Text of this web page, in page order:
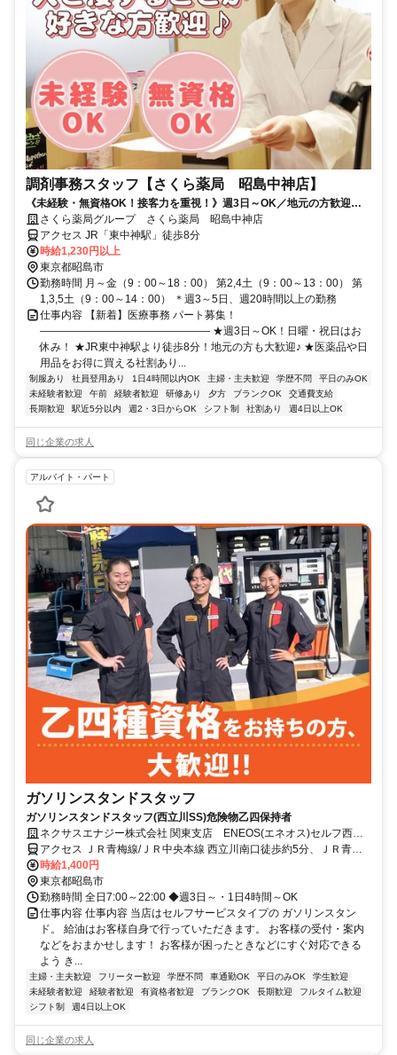
調剤事務スタッフ【さくら薬局 昭島中神店】
《未経験・無資格OK！接客力を重視！》週3日～OK／地元の方歓迎／
社員登用あり／社割で日用品などが最大半額♪
さくら薬局グループ さくら薬局 昭島中神店
アクセス JR「東中神駅」徒歩8分
時給1,230円以上
東京都昭島市
勤務時間 月～金（9：00～18：00） 第2,4土（9：00～13：00） 第
1,3,5土（9：00～14：00） ＊週3～5日、週20時間以上の勤務
仕事内容 【新着】医療事務 パート募集！
―――――――――――――――― ★週3日～OK！日曜・祝日はお
休み！ ★JR東中神駅より徒歩8分！地元の方も大歓迎♪ ★医薬品や日
用品をお得に買える社割あり...
制服あり 社員登用あり 1日4時間以内OK 主婦・主夫歓迎 学歴不問
平日のみOK
未経験者歓迎
午前 経験者歓迎 研修あり 夕方 ブランクOK
交通費支給
長期歓迎
駅近5分以内 週2・3日からOK シフト制 社割あり 週4日以上OK
同じ企業の求人
アルバイト・パート
ガソリンスタンドスタッフ
ガソリンスタンドスタッフ(西立川SS)危険物乙四保持者
ネクサスエナジー株式会社 関東支店 ENEOS(エネオス)セルフ西立
川SS
アクセス ＪＲ青梅線/ＪＲ中央本線 西立川南口徒歩約5分、ＪＲ青梅
線/ＪＲ中央本線 東中神南口徒歩約14分、ＪＲ青梅線/ＪＲ中央本線 中
神南口徒歩約24分 JR青梅線「西立川駅」南口 徒歩4分
時給1,400円
東京都昭島市
勤務時間 全日7:00～22:00 ◆週3日～・1日4時間～OK
仕事内容 仕事内容 当店はセルフサービスタイプの ガソリンスタン
ド。 給油はお客様自身で行っていただきます。 お客様の受付・案内
などをおまかせします！ お客様が困ったときなどにすぐ対応できる
よう き...
主婦・主夫歓迎 フリーター歓迎 学歴不問 車通勤OK 平日のみOK
学生歓迎
未経験者歓迎
経験者歓迎 有資格者歓迎 ブランクOK 長期歓迎
フルタイム歓迎
シフト制
週4日以上OK
同じ企業の求人